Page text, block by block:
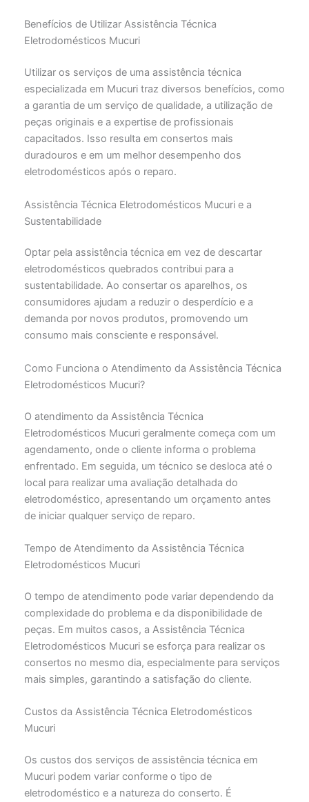
Benefícios de Utilizar Assistência Técnica
Eletrodomésticos Mucuri
Utilizar os serviços de uma assistência técnica
especializada em Mucuri traz diversos benefícios, como
a garantia de um serviço de qualidade, a utilização de
peças originais e a expertise de profissionais
capacitados. Isso resulta em consertos mais
duradouros e em um melhor desempenho dos
eletrodomésticos após o reparo.
Assistência Técnica Eletrodomésticos Mucuri e a
Sustentabilidade
Optar pela assistência técnica em vez de descartar
eletrodomésticos quebrados contribui para a
sustentabilidade. Ao consertar os aparelhos, os
consumidores ajudam a reduzir o desperdício e a
demanda por novos produtos, promovendo um
consumo mais consciente e responsável.
Como Funciona o Atendimento da Assistência Técnica
Eletrodomésticos Mucuri?
O atendimento da Assistência Técnica
Eletrodomésticos Mucuri geralmente começa com um
agendamento, onde o cliente informa o problema
enfrentado. Em seguida, um técnico se desloca até o
local para realizar uma avaliação detalhada do
eletrodoméstico, apresentando um orçamento antes
de iniciar qualquer serviço de reparo.
Tempo de Atendimento da Assistência Técnica
Eletrodomésticos Mucuri
O tempo de atendimento pode variar dependendo da
complexidade do problema e da disponibilidade de
peças. Em muitos casos, a Assistência Técnica
Eletrodomésticos Mucuri se esforça para realizar os
consertos no mesmo dia, especialmente para serviços
mais simples, garantindo a satisfação do cliente.
Custos da Assistência Técnica Eletrodomésticos
Mucuri
Os custos dos serviços de assistência técnica em
Mucuri podem variar conforme o tipo de
eletrodoméstico e a natureza do conserto. É